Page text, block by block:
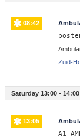
08:42
Zuid-
Saturday 13:00 - 14:00
13:05
A1